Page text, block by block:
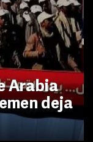
Arabia
deja